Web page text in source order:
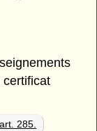
certificat
285.